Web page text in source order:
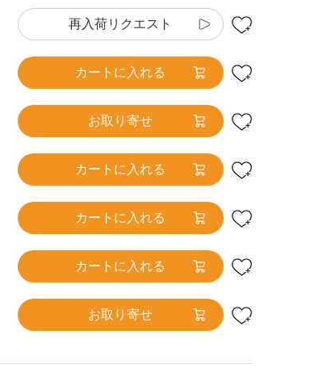
再入荷リクエスト
カートに入れる
お取り寄せ
カートに入れる
カートに入れる
カートに入れる
お取り寄せ